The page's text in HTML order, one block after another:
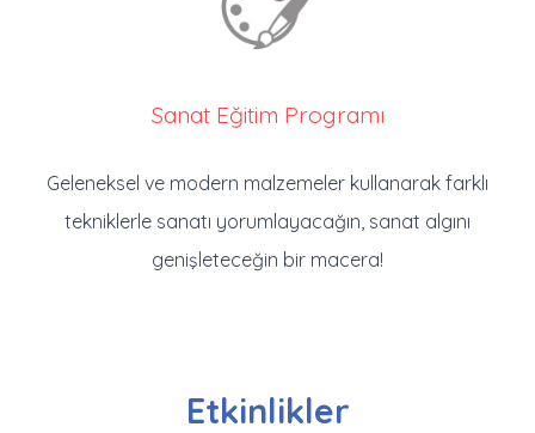
Sanat Eğitim Programı
Geleneksel ve modern malzemeler kullanarak farklı
tekniklerle sanatı yorumlayacağın, sanat algını
genişleteceğin bir macera!
Etkinlikler